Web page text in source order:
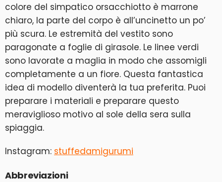
colore del simpatico orsacchiotto è marrone
chiaro, la parte del corpo è all’uncinetto un po’
più scura. Le estremità del vestito sono
paragonate a foglie di girasole. Le linee verdi
sono lavorate a maglia in modo che assomigli
completamente a un fiore. Questa fantastica
idea di modello diventerà la tua preferita. Puoi
preparare i materiali e preparare questo
meraviglioso motivo al sole della sera sulla
spiaggia.
Instagram: stuffedamigurumi
Abbreviazioni